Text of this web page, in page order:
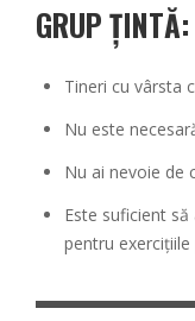
GRUP ȚINTĂ:
Tineri cu vârsta
Nu este
Nu ai nevoie de
Este suficient
pentru